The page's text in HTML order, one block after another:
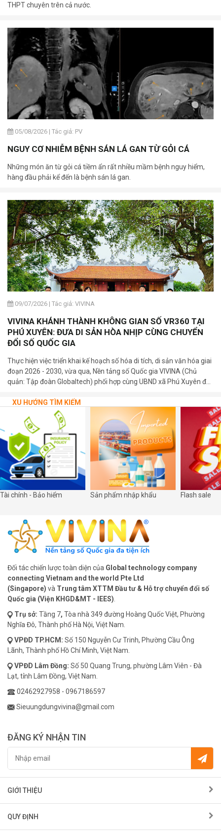
THPT chuyên trên cả nước.
05/08/2026 | Tác giả: PV
NGUY CƠ NHIỄM BỆNH SÁN LÁ GAN TỪ GỎI CÁ
Những món ăn từ gỏi cá tiềm ẩn rất nhiều mầm bệnh nguy hiểm,
hàng đầu phải kể đến là bệnh sán lá gan.
09/07/2026 | Tác giả: VIVINA
VIVINA KHÁNH THÀNH KHÔNG GIAN SỐ VR360 TẠI
PHÚ XUYÊN: ĐƯA DI SẢN HÒA NHỊP CÙNG CHUYỂN
ĐỔI SỐ QUỐC GIA
Thực hiện việc triển khai kế hoạch số hóa di tích, di sản văn hóa giai
đoạn 2026 - 2030, vừa qua, Nền tảng số Quốc gia VIVINA (Chủ
quản: Tập đoàn Globaltech) phối hợp cùng UBND xã Phú Xuyên đã
hóa tại các di tích cấp Quốc gia trên địa bàn xã.
XU HƯỚNG TÌM KIẾM
Tài chính - Bảo hiểm Sản phẩm nhập khẩu Flash sale
Đối tác chiến lược toàn diện của Global technology company
connecting Vietnam and the world Pte Ltd
(Singapore) và Trung tâm XTTM Đầu tư & Hỗ trợ chuyển đổi số
Quốc gia (Viện KHGD&MT - IEES)
Trụ sở: Tầng 7, Tòa nhà 349 đường Hoàng Quốc Việt, Phường
Nghĩa Đô, Thành phố Hà Nội, Việt Nam.
VPĐD TP.HCM: Số 150 Nguyễn Cư Trinh, Phường Cầu Ông
Lãnh, Thành phố Hồ Chí Minh, Việt Nam.
VPĐD Lâm Đồng: Số 50 Quang Trung, phường Lâm Viên - Đà
Lạt, tỉnh Lâm Đồng, Việt Nam.
02462927958 - 0967186597
Sieuungdungvivina@gmail.com
ĐĂNG KÝ NHẬN TIN
GIỚI THIỆU
QUY ĐỊNH